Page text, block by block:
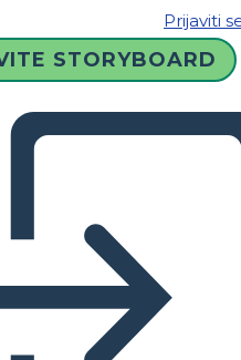
Prijaviti
STORYBOARD